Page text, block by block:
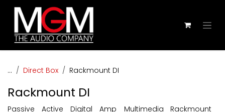
Zum Inhalt springen
... Direct Box Rackmount DI
Rackmount DI
Passive
Active
Digital
Amp
Multimedia
Rackmount